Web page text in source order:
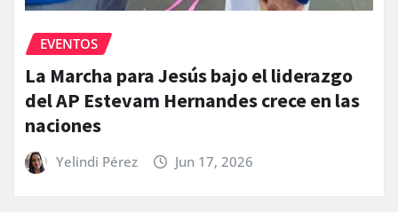
EVENTOS
La Marcha para Jesús bajo el liderazgo
del AP Estevam Hernandes crece en las
naciones
Yelindi Pérez Jun 17, 2026